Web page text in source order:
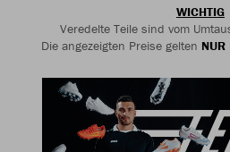
WICHTIG
Veredelte Teile sind vom
Die angezeigten Preise gelten NUR